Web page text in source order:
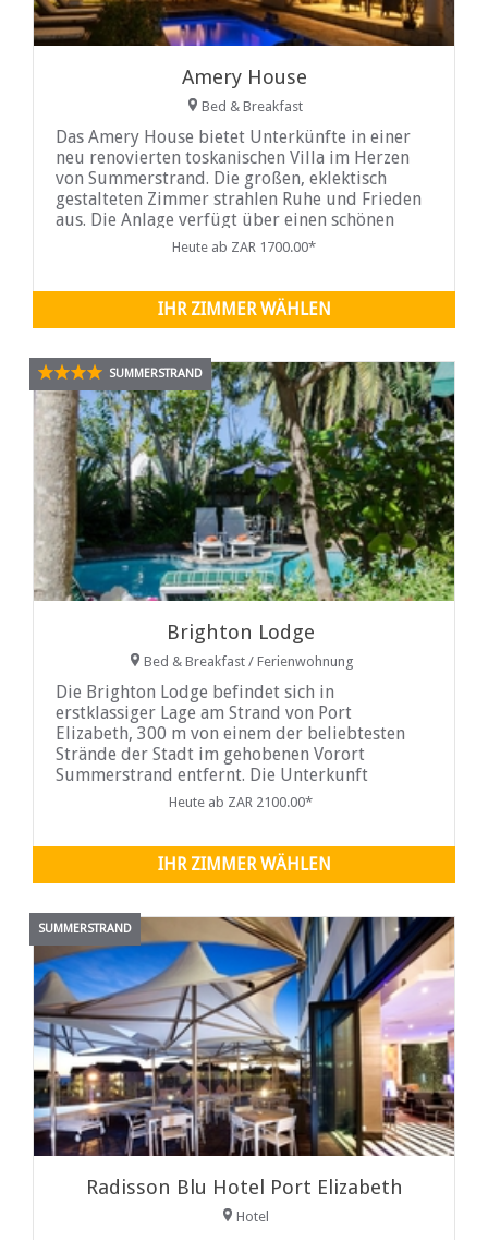
Amery House
Bed & Breakfast
Das Amery House bietet Unterkünfte in einer
neu renovierten toskanischen Villa im Herzen
von Summerstrand. Die großen, eklektisch
gestalteten Zimmer strahlen Ruhe und Frieden
aus. Die Anlage verfügt über einen schönen
Garten sowie einen Pool und einen Braai-
Heute ab ZAR 1700.00*
IHR ZIMMER WÄHLEN
SUMMERSTRAND
Brighton Lodge
Bed & Breakfast / Ferienwohnung
Die Brighton Lodge befindet sich in
erstklassiger Lage am Strand von Port
Elizabeth, 300 m von einem der beliebtesten
Strände der Stadt im gehobenen Vorort
Summerstrand entfernt. Die Unterkunft
umfasst 11 eigenständige Gästesuiten, alle mit
Heute ab ZAR 2100.00*
IHR ZIMMER WÄHLEN
SUMMERSTRAND
Radisson Blu Hotel Port Elizabeth
Hotel